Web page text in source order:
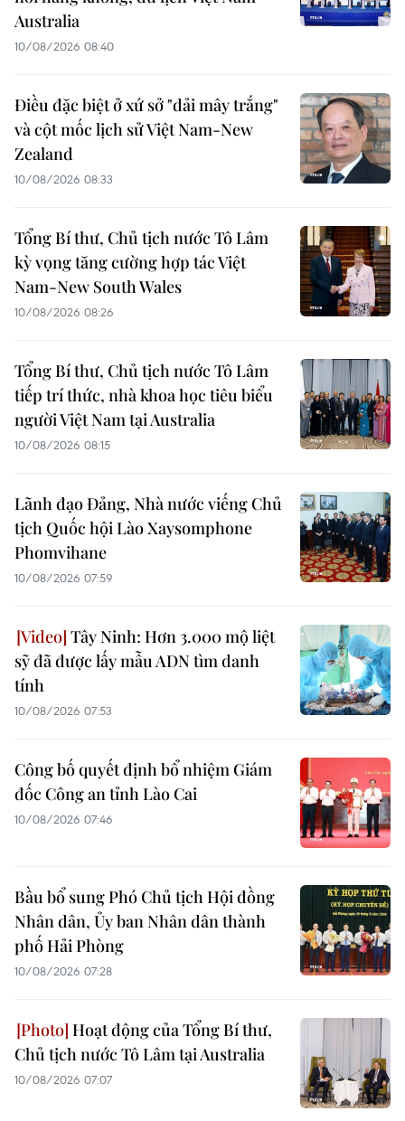
Australia
10/08/2026 08:40
Điều đặc biệt ở xứ sở "dải mây trắng"
và cột mốc lịch sử Việt Nam-New
Zealand
10/08/2026 08:33
Tổng Bí thư, Chủ tịch nước Tô Lâm
kỳ vọng tăng cường hợp tác Việt
Nam-New South Wales
10/08/2026 08:26
Tổng Bí thư, Chủ tịch nước Tô Lâm
tiếp trí thức, nhà khoa học tiêu biểu
người Việt Nam tại Australia
10/08/2026 08:15
Lãnh đạo Đảng, Nhà nước viếng Chủ
tịch Quốc hội Lào Xaysomphone
Phomvihane
10/08/2026 07:59
Tây Ninh: Hơn 3.000 mộ liệt
sỹ đã được lấy mẫu ADN tìm danh
tính
10/08/2026 07:53
Công bố quyết định bổ nhiệm Giám
đốc Công an tỉnh Lào Cai
10/08/2026 07:46
Bầu bổ sung Phó Chủ tịch Hội đồng
Nhân dân, Ủy ban Nhân dân thành
phố Hải Phòng
10/08/2026 07:28
Hoạt động của Tổng Bí thư,
Chủ tịch nước Tô Lâm tại Australia
10/08/2026 07:07